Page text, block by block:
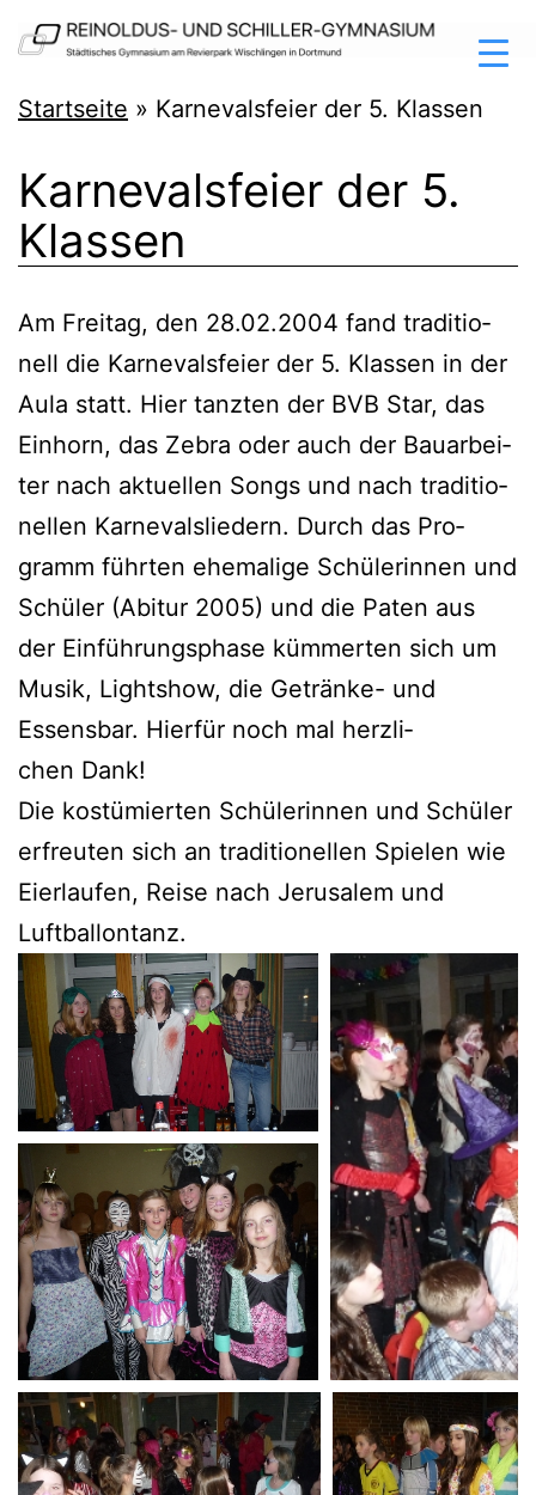
Zum
Inhalt
springen
Reinoldus-
Schiller-
Gymnasium
Dortmund
Startseite » Karnevalsfeier der 5. Klassen
Karnevalsfeier der 5.
Klassen
Am Frei­tag, den 28.02.2004 fand tra­di­tio­
nell die Kar­ne­vals­fei­er der 5. Klas­sen in der
Aula statt. Hier tanz­ten der BVB Star, das
Ein­horn, das Zebra oder auch der Bau­ar­bei­
ter nach aktu­el­len Songs und nach tra­di­tio­
nel­len Kar­ne­vals­lie­dern. Durch das Pro­
gramm führ­ten ehe­ma­li­ge Schü­le­rin­nen und
Schü­ler (Abitur 2005) und die Paten aus
der Ein­füh­rungs­pha­se küm­mer­ten sich um
Musik, Light­show, die Geträn­ke- und
Essens­bar. Hier­für noch mal herz­li­
chen Dank!
Die kos­tü­mier­ten Schü­le­rin­nen und Schü­ler
erfreu­ten sich an tra­di­tio­nel­len Spie­len wie
Eier­lau­fen, Rei­se nach Jeru­sa­lem und
Luftballontanz.